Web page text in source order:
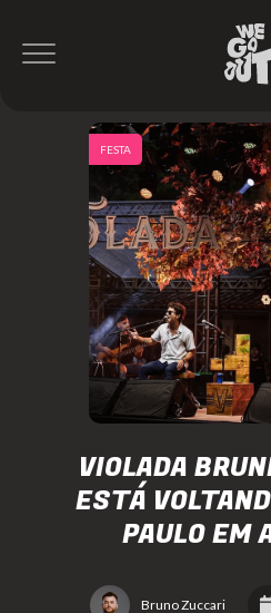
VIOLADA
ESTÁ
PAULO EM
Bruno Zuccari
FESTA